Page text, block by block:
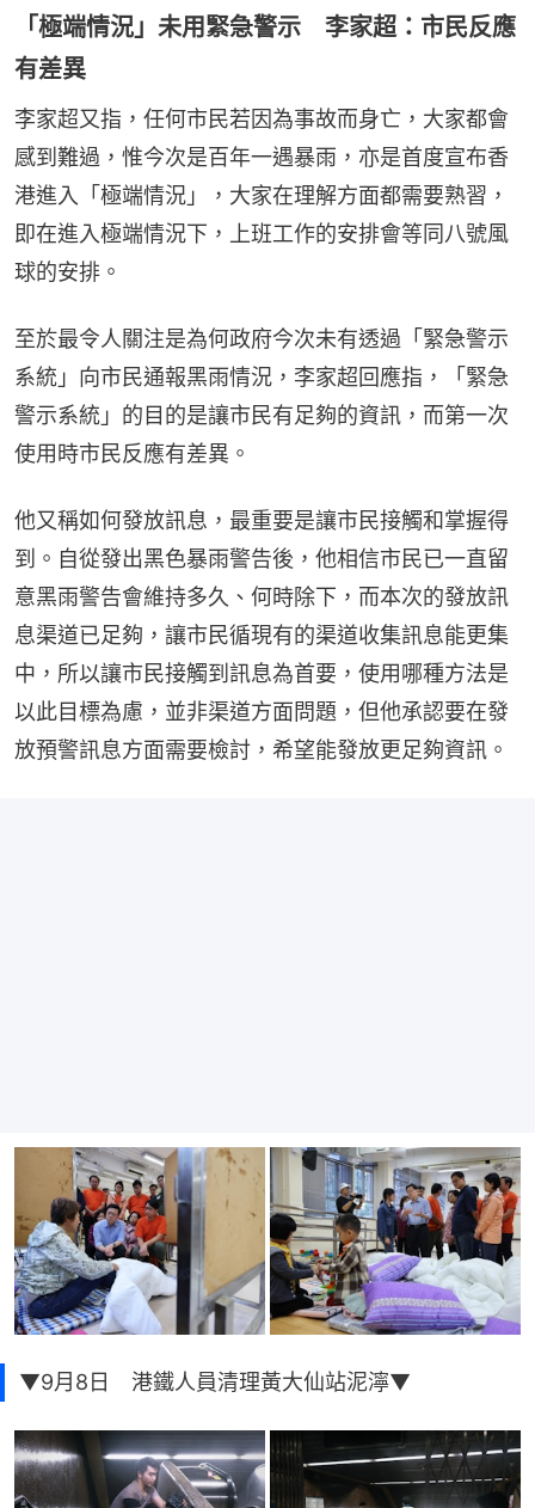
「極端情況」未用緊急警示 李家超：市民反應
有差異
李家超又指，任何市民若因為事故而身亡，大家都會
感到難過，惟今次是百年一遇暴雨，亦是首度宣布香
港進入「極端情況」，大家在理解方面都需要熟習，
即在進入極端情況下，上班工作的安排會等同八號風
球的安排。
至於最令人關注是為何政府今次未有透過「緊急警示
系統」向市民通報黑雨情況，李家超回應指，「緊急
警示系統」的目的是讓市民有足夠的資訊，而第一次
使用時市民反應有差異。
他又稱如何發放訊息，最重要是讓市民接觸和掌握得
到。自從發出黑色暴雨警告後，他相信市民已一直留
意黑雨警告會維持多久、何時除下，而本次的發放訊
息渠道已足夠，讓市民循現有的渠道收集訊息能更集
中，所以讓市民接觸到訊息為首要，使用哪種方法是
以此目標為慮，並非渠道方面問題，但他承認要在發
放預警訊息方面需要檢討，希望能發放更足夠資訊。
▼9月8日 港鐵人員清理黃大仙站泥濘▼